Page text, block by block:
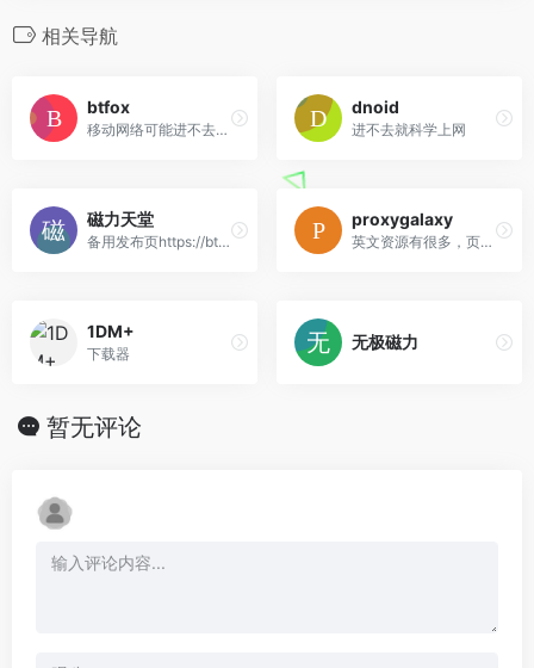
相关导航
btfox
移动网络可能进不去，会被限制，可切换其他的运营商。
dnoid
进不去就科学上网
磁力天堂
备用发布页https://bt磁力天堂.com/
proxygalaxy
英文资源有很多，页面也是英文，可搭配翻译插件。
1DM+
下载器
无极磁力
暂无评论